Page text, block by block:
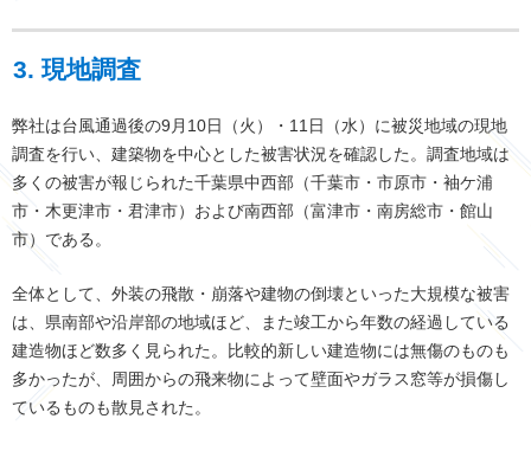
3. 現地調査
弊社は台風通過後の9月10日（火）・11日（水）に被災地域の現地
調査を行い、建築物を中心とした被害状況を確認した。調査地域は
多くの被害が報じられた千葉県中西部（千葉市・市原市・袖ケ浦
市・木更津市・君津市）および南西部（富津市・南房総市・館山
市）である。
全体として、外装の飛散・崩落や建物の倒壊といった大規模な被害
は、県南部や沿岸部の地域ほど、また竣工から年数の経過している
建造物ほど数多く見られた。比較的新しい建造物には無傷のものも
多かったが、周囲からの飛来物によって壁面やガラス窓等が損傷し
ているものも散見された。